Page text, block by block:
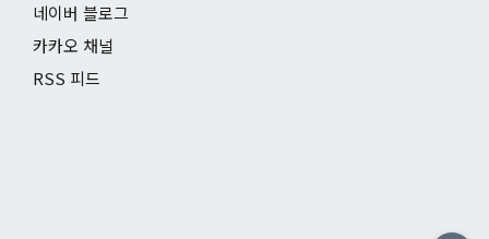
네이버 블로그
카카오 채널
RSS 피드